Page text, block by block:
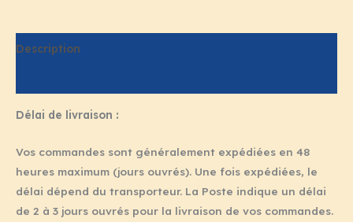
Description
Délai de livraison :
Vos commandes sont généralement expédiées en 48
heures maximum (jours ouvrés). Une fois expédiées, le
délai dépend du transporteur. La Poste indique un délai
de 2 à 3 jours ouvrés pour la livraison de vos commandes.